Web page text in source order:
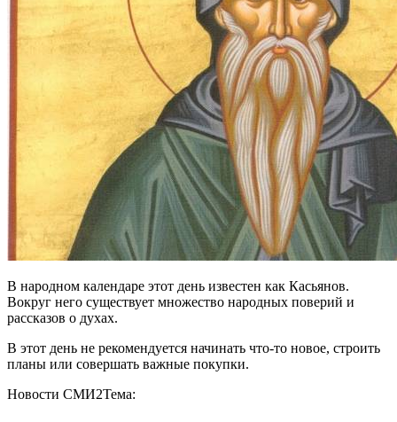
В народном календаре этот день известен как Касьянов.
Вокруг него существует множество народных поверий и
рассказов о духах.
В этот день не рекомендуется начинать что-то новое, строить
планы или совершать важные покупки.
Новости СМИ2Тема: